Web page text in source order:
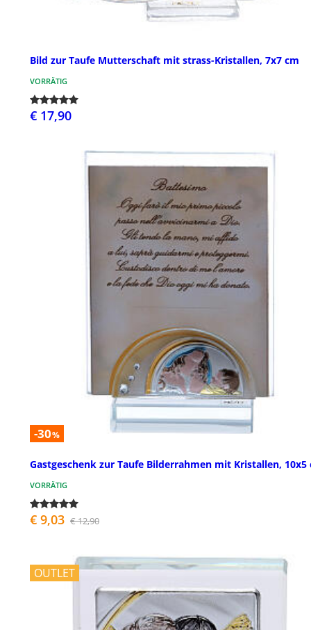
Bild zur Taufe Mutterschaft mit strass-Kristallen, 7x7 cm
VORRÄTIG
€ 17,90
-30%
Gastgeschenk zur Taufe Bilderrahmen mit Kristallen, 10x5
VORRÄTIG
€ 9,03 € 12,90
OUTLET